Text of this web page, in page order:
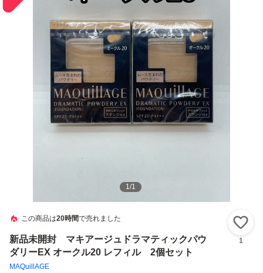
1/1
この商品は20時間で売れました
新品未開封 マキアージュドラマティックパウ
ダリーEX オークル20 レフィル 2個セット
MAQuillAGE
1